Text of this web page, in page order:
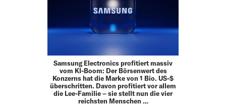
Samsung Electronics profitiert massiv
vom KI-Boom: Der Börsenwert des
Konzerns hat die Marke von 1 Bio. US-$
überschritten. Davon profitiert vor allem
die Lee-Familie – sie stellt nun die vier
reichsten Menschen …